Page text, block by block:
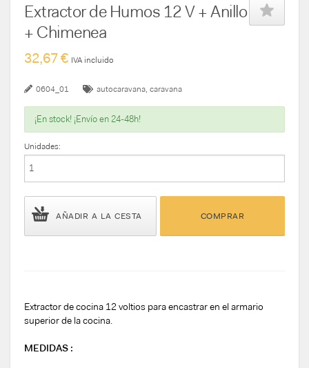
Extractor de Humos 12 V + Anillo
+ Chimenea
32,67 € IVA incluido
0604_01 autocaravana caravana
¡En stock! ¡Envío en 24-48h!
Unidades:
AÑADIR A LA CESTA COMPRAR
Extractor de cocina 12 voltios para encastrar en el armario
superior de la cocina.
MEDIDAS :